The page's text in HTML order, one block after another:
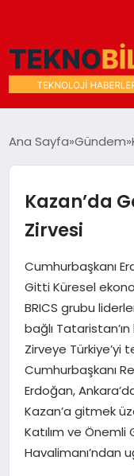
DÜNYA
EĞITIM
MAGAZIN
SAĞLIK
SIYASET
SPOR
TEKNOLOJI
Ana Sayfa Gündem
Kazan’da
Zirvesi
Cumhurbaşkanı
Gitti Küresel
BRICS grubu
bağlı
Zirveye Türkiye’yi
Cumhurbaşkanı
Erdoğan,
Kazan’a gitmek
Katılım ve Önemli
Havalimanı’ndan